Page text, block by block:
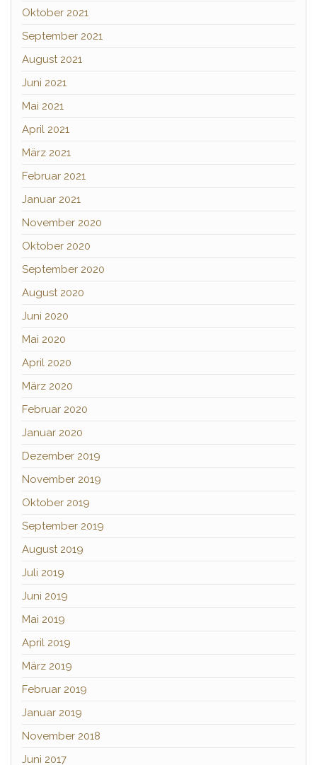
Oktober 2021
September 2021
August 2021
Juni 2021
Mai 2021
April 2021
März 2021
Februar 2021
Januar 2021
November 2020
Oktober 2020
September 2020
August 2020
Juni 2020
Mai 2020
April 2020
März 2020
Februar 2020
Januar 2020
Dezember 2019
November 2019
Oktober 2019
September 2019
August 2019
Juli 2019
Juni 2019
Mai 2019
April 2019
März 2019
Februar 2019
Januar 2019
November 2018
Juni 2017